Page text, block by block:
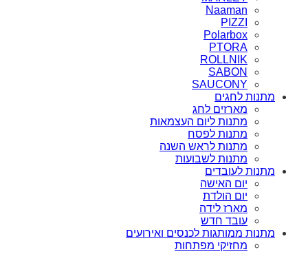
Naaman
PIZZI
Polarbox
PTORA
ROLLNIK
SABON
SAUCONY
מתנות לחגים
מארזים לחג
מתנות ליום העצמאות
מתנות לפסח
מתנות לראש השנה
מתנות לשבועות
מתנות לעובדים
יום האישה
יום הולדת
מארז לידה
עובד חדש
מתנות ממותגות לכנסים ואירועים
מחזיקי מפתחות